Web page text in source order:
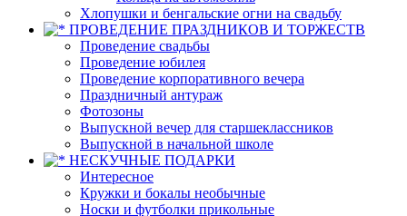
Хлопушки и бенгальские огни на свадьбу
ПРОВЕДЕНИЕ ПРАЗДНИКОВ И ТОРЖЕСТВ
Проведение свадьбы
Проведение юбилея
Проведение корпоративного вечера
Праздничный антураж
Фотозоны
Выпускной вечер для старшеклассников
Выпускной в начальной школе
НЕСКУЧНЫЕ ПОДАРКИ
Интересное
Кружки и бокалы необычные
Носки и футболки прикольные